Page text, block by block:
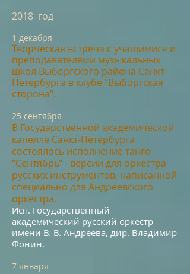
2018 год
1 декабря
Творческая встреча с учащимися и
преподавателями музыкальных
школ Выборгского района Санкт-
Петербурга в клубе "Выборгская
сторона".
25 сентября
В Государственной академической
капелле Санкт-Петербурга
состоялось исполнение танго
"Сентябрь" - версии для оркестра
русских инструментов, написанной
специально для Андреевского
оркестра.
Исп. Государственный
академический русский оркестр
имени В. В. Андреева, дир. Владимир
Фонин.
7 января